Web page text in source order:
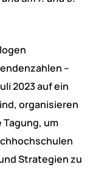
–
2023 auf ein
organisieren
um
Strategien zu